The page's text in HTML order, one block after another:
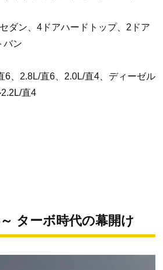
ダン、4ドアハードトップ、2ドア
バン
6、2.8L/直6、2.0L/直4、ディーゼル
直4
ターボ時代の幕開け